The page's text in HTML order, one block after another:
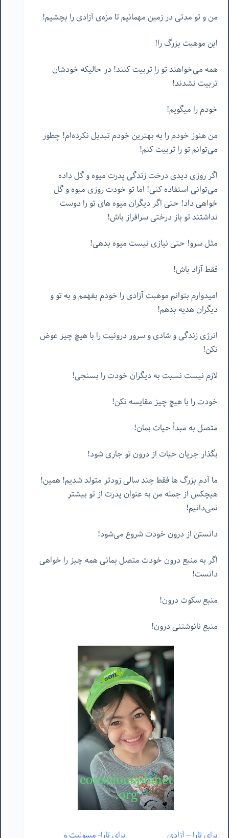
من و تو مدتی در زمین مهمانیم تا مزه‌ی آزادی را بچشیم!
این موهبت بزرگ را!
همه می‌خواهند تو را تربیت کنند! در حالیکه خودشان
تربیت نشدند!
خودم را میگویم!
من هنوز خودم را به بهترین خودم تبدیل نکرده‌ام! چطور
می‌توانم تو را تربیت کنم!
اگر روزی دیدی درخت زندگی پدرت میوه و گل داده
می‌توانی استفاده کنی! اما تو خودت روزی میوه و گل
خواهی داد! حتی اگر دیگران میوه های تو را دوست
نداشتند تو باز درختی سرافراز باش!
مثل سرو! حتی نیازی نیست میوه بدهی!
فقط آزاد باش!
امیدوارم بتوانم موهبت آزادی را خودم بفهمم و به تو و
دیگران هدیه بدهم!
انرژی زندگی و شادی و سرور درونیت را با هیچ چیز عوض
نکن!
لازم نیست نسبت به دیگران خودت را بسنجی!
خودت را با هیچ چیز مقایسه نکن!
متصل به مبدأ حیات بمان!
بگذار جریان حیات از درون تو جاری شود!
ما آدم بزرگ ها فقط چند سالی زودتر متولد شدیم! همین!
هیچکس از جمله من به عنوان پدرت از تو بیشتر
نمی‌دانیم!
دانستن از درون خودت شروع می‌شود!
اگر به منبع درون خودت متصل بمانی همه چیز را خواهی
دانست!
منبع سکوت درون!
منبع نانوشتنی درون!
برای تارا – آزادی برای تارا- مسولیت و